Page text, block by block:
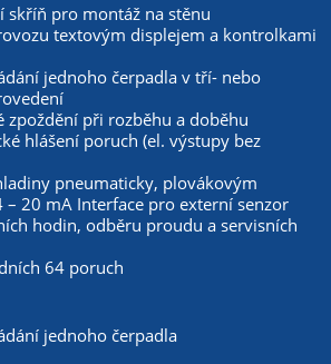
skříň pro montáž na stěnu
textovým displejem a kontrolkami
jednoho čerpadla v tří- nebo
zpoždění při rozběhu a doběhu
hlášení poruch (el. výstupy bez
pneumaticky, plovákovým
– 20 mA Interface pro externí senzor
hodin, odběru proudu a servisních
64 poruch
jednoho čerpadla